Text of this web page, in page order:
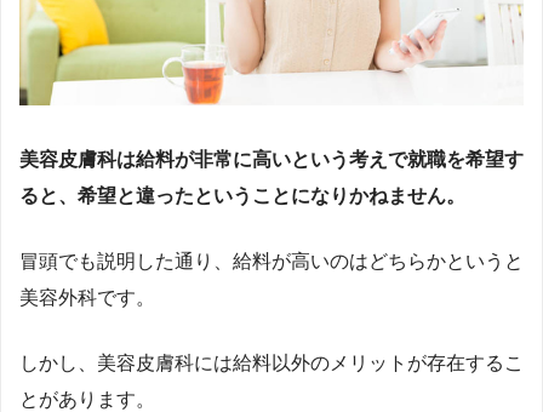
美容皮膚科は給料が非常に高いという考えで就職を希望す
ると、希望と違ったということになりかねません。
冒頭でも説明した通り、給料が高いのはどちらかというと
美容外科です。
しかし、美容皮膚科には給料以外のメリットが存在するこ
とがあります。